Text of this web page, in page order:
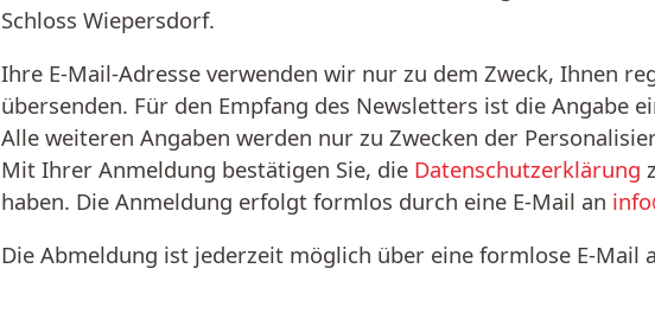
Schloss Wiepersdorf.
Ihre E-Mail-Adresse verwenden wir nur zu dem Zweck, Ihnen
übersenden. Für den Empfang des Newsletters ist die Angabe
Alle weiteren Angaben werden nur zu Zwecken der
Mit Ihrer Anmeldung bestätigen Sie, die Datenschutzerklärung
haben. Die Anmeldung erfolgt formlos durch eine E-Mail an
Die Abmeldung ist jederzeit möglich über eine formlose E-Mail